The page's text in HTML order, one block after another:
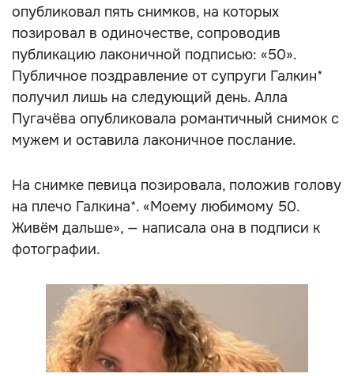
опубликовал пять снимков, на которых
позировал в одиночестве, сопроводив
публикацию лаконичной подписью: «50».
Публичное поздравление от супруги Галкин*
получил лишь на следующий день. Алла
Пугачёва опубликовала романтичный снимок с
мужем и оставила лаконичное послание.
На снимке певица позировала, положив голову
на плечо Галкина*. «Моему любимому 50.
Живём дальше», — написала она в подписи к
фотографии.